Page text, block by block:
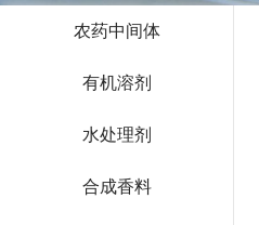
农药中间体
有机溶剂
水处理剂
合成香料